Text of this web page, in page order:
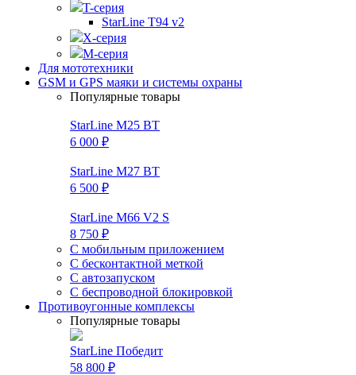
T-серия
StarLine T94 v2
X-серия
M-серия
Для мототехники
GSM и GPS маяки и системы охраны
Популярные товары
StarLine M25 BT
6 000 ₽
StarLine M27 BT
6 500 ₽
StarLine M66 V2 S
8 750 ₽
С мобильным приложением
С бесконтактной меткой
С автозапуском
С беспроводной блокировкой
Противоугонные комплексы
Популярные товары
StarLine Победит
58 800 ₽